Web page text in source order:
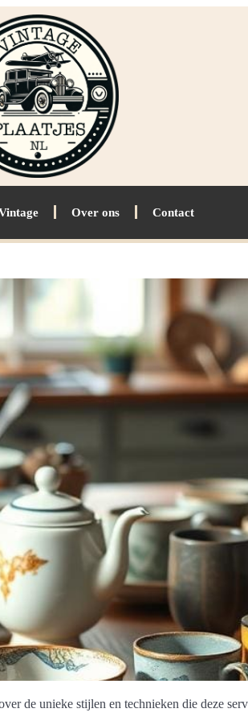
Over ons Contact
de unieke stijlen en technieken die deze